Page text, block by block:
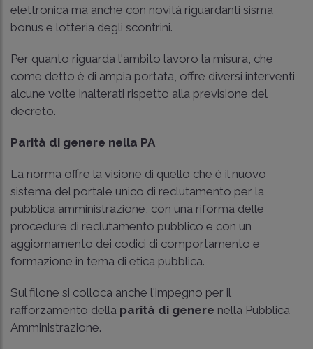
elettronica ma anche con novità riguardanti sisma
bonus e lotteria degli scontrini.
Per quanto riguarda l'ambito lavoro la misura, che
come detto è di ampia portata, offre diversi interventi
alcune volte inalterati rispetto alla previsione del
decreto.
Parità di genere nella PA
La norma offre la visione di quello che è il nuovo
sistema del portale unico di reclutamento per la
pubblica amministrazione, con una riforma delle
procedure di reclutamento pubblico e con un
aggiornamento dei codici di comportamento e
formazione in tema di etica pubblica.
Sul filone si colloca anche l'impegno per il
rafforzamento della parità di genere nella Pubblica
Amministrazione.